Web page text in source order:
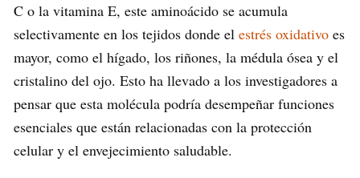
C o la vitamina E, este aminoácido se acumula
selectivamente en los tejidos donde el estrés oxidativo es
mayor, como el hígado, los riñones, la médula ósea y el
cristalino del ojo. Esto ha llevado a los investigadores a
pensar que esta molécula podría desempeñar funciones
esenciales que están relacionadas con la protección
celular y el envejecimiento saludable.